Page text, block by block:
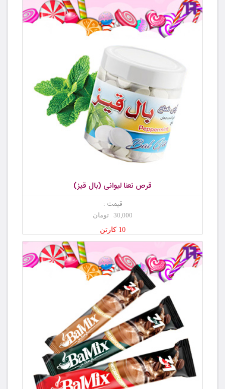
قرص نعنا لیوانی (بال قیز)
قیمت :
30,000 تومان
10 کارتن